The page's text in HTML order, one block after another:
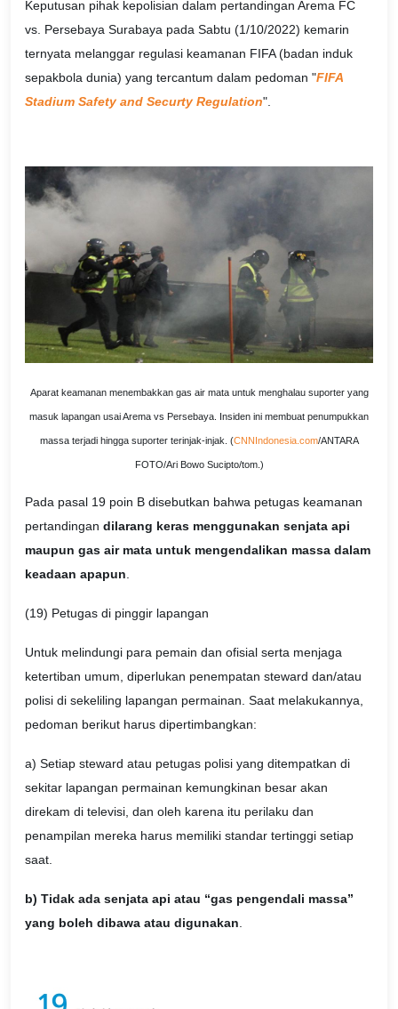
Keputusan pihak kepolisian dalam pertandingan Arema FC
vs. Persebaya Surabaya pada Sabtu (1/10/2022) kemarin
ternyata melanggar regulasi keamanan FIFA (badan induk
sepakbola dunia) yang tercantum dalam pedoman "FIFA
Stadium Safety and Securty Regulation".
Aparat keamanan menembakkan gas air mata untuk menghalau suporter yang
masuk lapangan usai Arema vs Persebaya. Insiden ini membuat penumpukkan
massa terjadi hingga suporter terinjak-injak. (CNNIndonesia.com/ANTARA
FOTO/Ari Bowo Sucipto/tom.)
Pada pasal 19 poin B disebutkan bahwa petugas keamanan
pertandingan dilarang keras menggunakan senjata api
maupun gas air mata untuk mengendalikan massa dalam
keadaan apapun.
(19) Petugas di pinggir lapangan
Untuk melindungi para pemain dan ofisial serta menjaga
ketertiban umum, diperlukan penempatan steward dan/atau
polisi di sekeliling lapangan permainan. Saat melakukannya,
pedoman berikut harus dipertimbangkan:
a) Setiap steward atau petugas polisi yang ditempatkan di
sekitar lapangan permainan kemungkinan besar akan
direkam di televisi, dan oleh karena itu perilaku dan
penampilan mereka harus memiliki standar tertinggi setiap
saat.
b) Tidak ada senjata api atau “gas pengendali massa”
yang boleh dibawa atau digunakan